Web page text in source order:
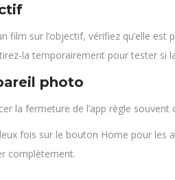
sur l’objectif, vérifiez qu’elle est
la temporairement pour tester si
photo
la fermeture de l’app règle
fois sur le bouton Home pour les
complètement.